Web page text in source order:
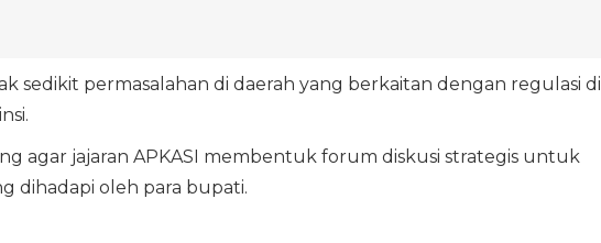
sedikit permasalahan di daerah yang berkaitan dengan regulasi di
agar jajaran APKASI membentuk forum diskusi strategis untuk
dihadapi oleh para bupati.